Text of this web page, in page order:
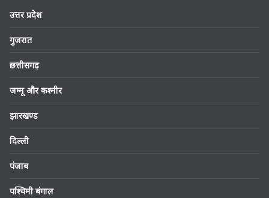
उत्तर प्रदेश
गुजरात
छत्तीसगढ़
जम्मू और कश्मीर
झारखण्ड
दिल्ली
पंजाब
पश्चिमी बंगाल